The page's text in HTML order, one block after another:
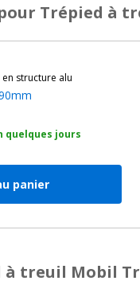
Trépied à
structure alu
quelques jours
panier
à treuil Mobil